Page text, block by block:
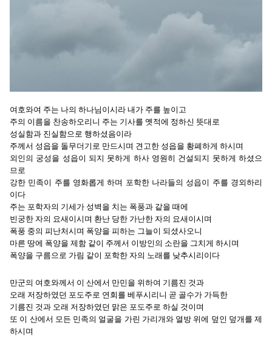
여호와여 주는 나의 하나님이시라 내가 주를 높이고
주의 이름을 찬송하오리니 주는 기사를 옛적에 정하신 뜻대로
성실함과 진실함으로 행하셨음이라
주께서 성읍을 돌무더기로 만드시며 견고한 성읍을 황폐하게 하시며
외인의 궁성을 성읍이 되지 못하게 하사 영원히 건설되지 못하게 하셨으
므로
강한 민족이 주를 영화롭게 하며 포학한 나라들의 성읍이 주를 경외하리
이다
주는 포학자의 기세가 성벽을 치는 폭풍과 같을 때에
빈궁한 자의 요새이시며 환난 당한 가난한 자의 요새이시며
폭풍 중의 피난처시며 폭양을 피하는 그늘이 되셨사오니
마른 땅에 폭양을 제함 같이 주께서 이방인의 소란을 그치게 하시며
폭양을 구름으로 가림 같이 포학한 자의 노래를 낮추시리이다
만군의 여호와께서 이 산에서 만민을 위하여 기름진 것과
오래 저장하였던 포도주로 연회를 베푸시리니 곧 골수가 가득한
기름진 것과 오래 저장하였던 맑은 포도주로 하실 것이며
또 이 산에서 모든 민족의 얼굴을 가린 가리개와 열방 위에 덮인 덮개를 제
하시며